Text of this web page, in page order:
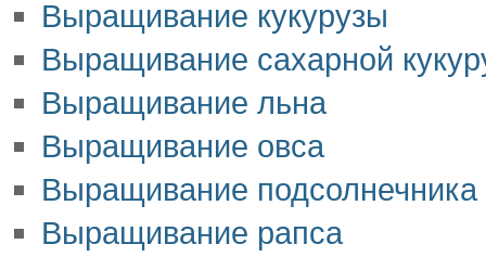
Выращивание кукурузы
Выращивание сахарной
Выращивание льна
Выращивание овса
Выращивание подсолнечника
Выращивание рапса